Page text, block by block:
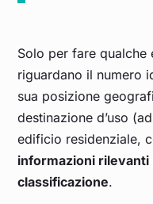
Solo per fare qualche
riguardano il numero
sua posizione
destinazione d’uso
edificio residenziale,
informazioni rilevanti
classificazione.